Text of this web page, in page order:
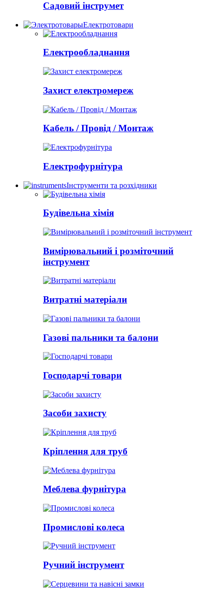
Садовий інструмет
Електротовари
Електрообладнання
Захист електромереж
Кабель / Провід / Монтаж
Електрофурнітура
Інструменти та розхідники
Будівельна хімія
Вимірювальний і розміточний
інструмент
Витратні матеріали
Газові пальники та балони
Господарчі товари
Засоби захисту
Кріплення для труб
Меблева фурнітура
Промислові колеса
Ручний інструмент